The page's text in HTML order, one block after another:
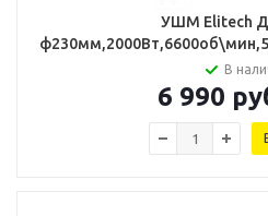
УШМ Elitech
В
6 990